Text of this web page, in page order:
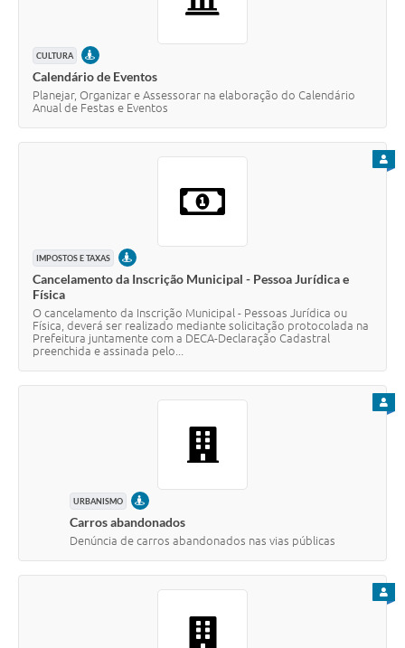
CULTURA PRESENCIAL
Calendário de Eventos
Planejar, Organizar e Assessorar na elaboração do Calendário
Anual de Festas e Eventos
IMPOSTOS E TAXAS PRESENCIAL
Cancelamento da Inscrição Municipal - Pessoa Jurídica e
Física
O cancelamento da Inscrição Municipal - Pessoas Jurídica ou
Física, deverá ser realizado mediante solicitação protocolada na
Prefeitura juntamente com a DECA-Declaração Cadastral
preenchida e assinada pelo...
URBANISMO PRESENCIAL
Carros abandonados
Denúncia de carros abandonados nas vias públicas